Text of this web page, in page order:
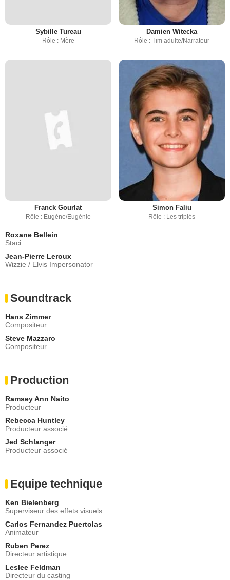
Sybille Tureau
Rôle : Mère
Damien Witecka
Rôle : Tim adulte/Narrateur
Franck Gourlat
Rôle : Eugène/Eugénie
Simon Faliu
Rôle : Les triplés
Roxane Bellein
Staci
Jean-Pierre Leroux
Wizzie / Elvis Impersonator
Soundtrack
Hans Zimmer
Compositeur
Steve Mazzaro
Compositeur
Production
Ramsey Ann Naito
Producteur
Rebecca Huntley
Producteur associé
Jed Schlanger
Producteur associé
Equipe technique
Ken Bielenberg
Superviseur des effets visuels
Carlos Fernandez Puertolas
Animateur
Ruben Perez
Directeur artistique
Leslee Feldman
Directeur du casting